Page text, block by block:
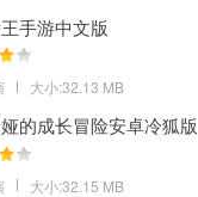
手游中文版
大小:32.13 MB
的成长冒险安卓冷狐版
大小:32.15 MB